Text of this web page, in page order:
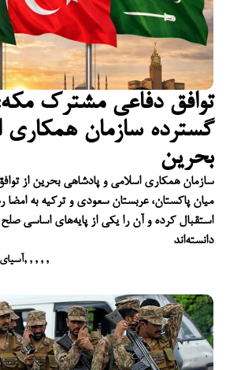
توافق دفاعی مشترک
گسترده سازمان همکاری
بحرین
سازمان همکاری اسلامی و پادشاهی بحرین از
میان پاکستان، عربستان سعودی و ترکیه به
استقبال کرده و آن را یکی از پایه‌های اساسی
دانسته‌اند
, , , , ,